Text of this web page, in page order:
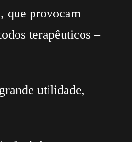
que provocam
terapêuticos –
utilidade,